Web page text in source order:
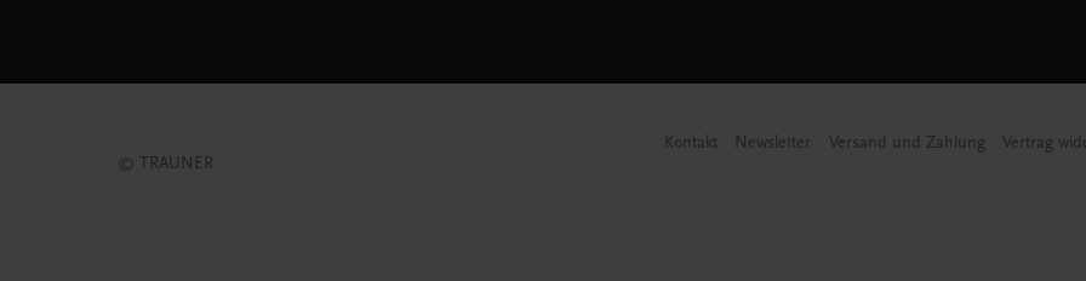
© TRAUNER
Kontakt Newsletter Versand und Zahlung Vertrag